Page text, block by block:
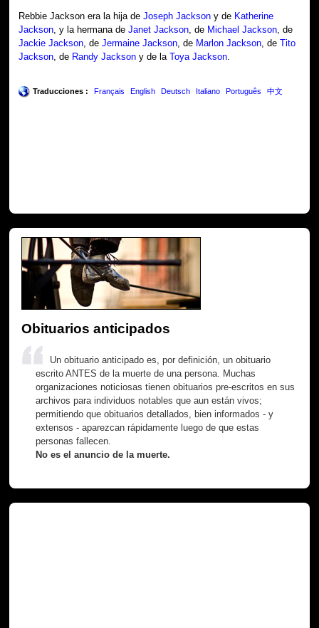
Rebbie Jackson era la hija deJoseph Jackson y de Katherine
Jackson, y la hermana deJanet Jackson, de Michael Jackson, de
Jackie Jackson, deJermaine Jackson, de Marlon Jackson, deTito
Jackson, de Randy Jackson y de laToya Jackson.
Traducciones : Français English Deutsch Italiano Português 中文
Obituarios anticipados
Un obituario anticipado es, por definición, un obituario
escrito ANTES de la muerte de una persona. Muchas
organizaciones noticiosas tienen obituarios pre-escritos en sus
archivos para individuos notables que aun están vivos;
permitiendo que obituarios detallados, bien informados - y
extensos - aparezcan rápidamente luego de que estas
personas fallecen.
No es el anuncio de la muerte.